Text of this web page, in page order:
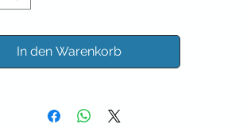
In den Warenkorb